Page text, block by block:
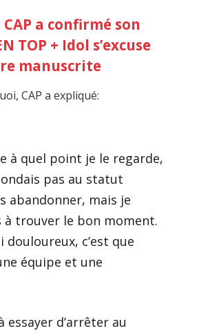
CAP a confirmé son
TOP + Idol s’excuse
manuscrite
CAP a expliqué:
à quel point je le regarde,
pas au statut
abandonner, mais je
à trouver le bon moment.
douloureux, c’est que
équipe et une
essayer d’arrêter au